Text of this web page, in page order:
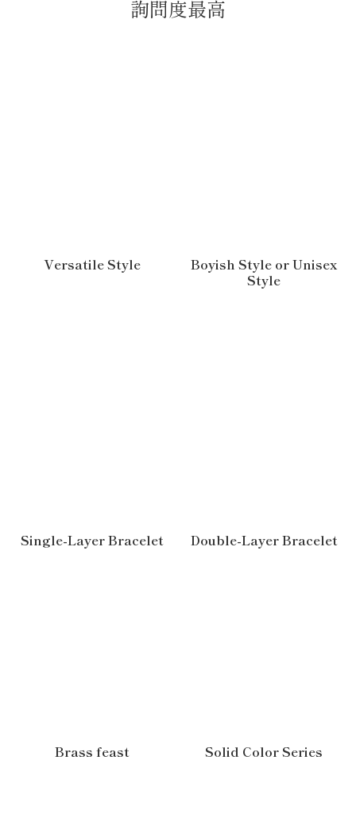
詢問度最高
Versatile Style
Boyish Style or Unisex
Style
Single-Layer Bracelet Double-Layer Bracelet
Brass feast Solid Color Series